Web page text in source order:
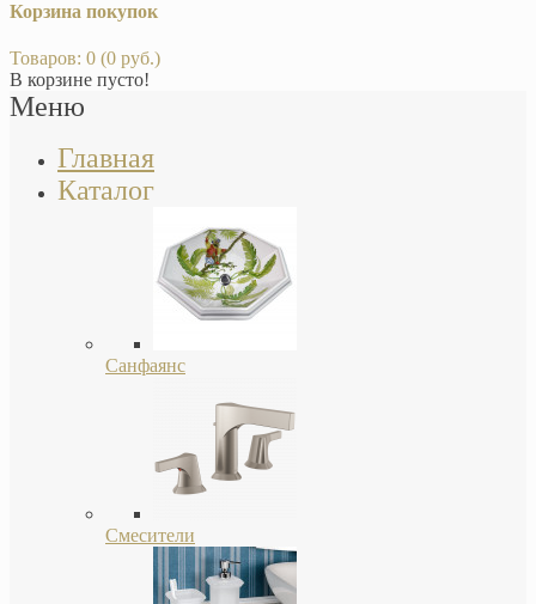
Корзина покупок
Товаров: 0 (0 руб.)
В корзине пусто!
Меню
Главная
Каталог
Санфаянс
Смесители